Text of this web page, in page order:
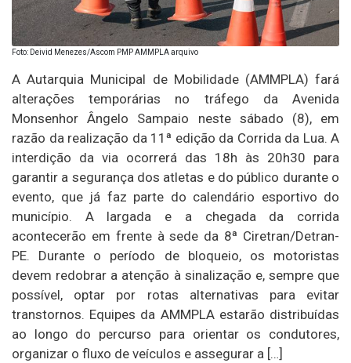
Foto: Deivid Menezes/Ascom PMP AMMPLA arquivo
A Autarquia Municipal de Mobilidade (AMMPLA) fará
alterações temporárias no tráfego da Avenida
Monsenhor Ângelo Sampaio neste sábado (8), em
razão da realização da 11ª edição da Corrida da Lua. A
interdição da via ocorrerá das 18h às 20h30 para
garantir a segurança dos atletas e do público durante o
evento, que já faz parte do calendário esportivo do
município. A largada e a chegada da corrida
acontecerão em frente à sede da 8ª Ciretran/Detran-
PE. Durante o período de bloqueio, os motoristas
devem redobrar a atenção à sinalização e, sempre que
possível, optar por rotas alternativas para evitar
transtornos. Equipes da AMMPLA estarão distribuídas
ao longo do percurso para orientar os condutores,
organizar o fluxo de veículos e assegurar a […]